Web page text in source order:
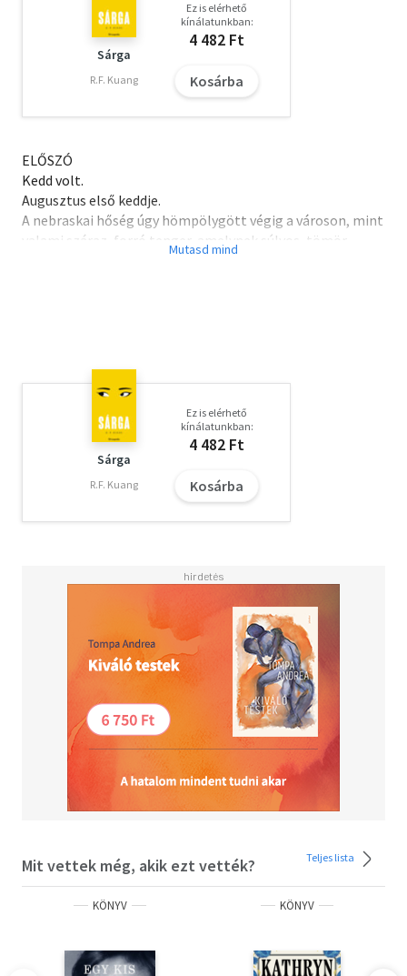
Sárga
R.F. Kuang
Ez is elérhető
kínálatunkban:
4 482 Ft
Kosárba
ELŐSZÓ
Kedd volt.
Augusztus első keddje.
A nebraskai hőség úgy hömpölygött végig a városon, mint
valami száraz, forró tenger, amelynek súlyos, tömör
Sárga
R.F. Kuang
Ez is elérhető
kínálatunkban:
4 482 Ft
Kosárba
Mit vettek még, akik ezt vették? Teljes lista
KÖNYV KÖNYV